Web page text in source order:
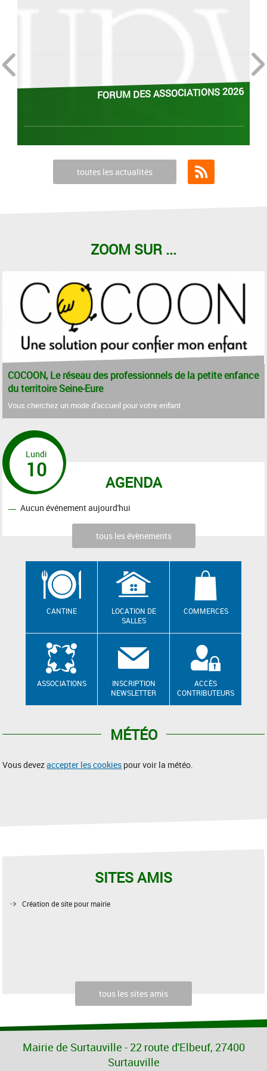
FORUM DES ASSOCIATIONS 2026
toutes les actualités
ZOOM SUR ...
COCOON, Le réseau des professionnels de la petite enfance
du territoire Seine-Eure
Vous cherchez un mode d'accueil pour votre enfant
AGENDA
Lundi
10
Aucun événement aujourd'hui
tous les évènements
CANTINE
LOCATION DE
SALLES
COMMERCES
ASSOCIATIONS
INSCRIPTION
NEWSLETTER
ACCÈS
CONTRIBUTEURS
MÉTÉO
Vous devezaccepter les cookies pour voir la météo.
SITES AMIS
Création de site pour mairie
tous les sites amis
Mairie de Surtauville - 22 route d'Elbeuf, 27400
Surtauville